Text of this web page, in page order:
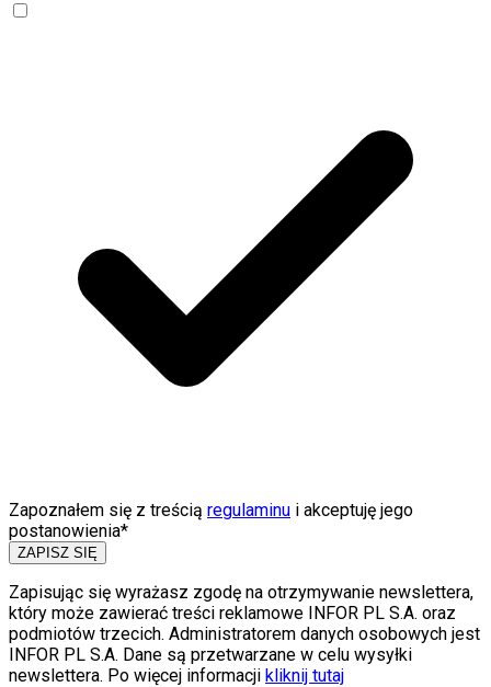
Zapoznałem się z treścią regulaminu i akceptuję jego
postanowienia*
ZAPISZ SIĘ
Zapisując się wyrażasz zgodę na otrzymywanie newslettera,
który może zawierać treści reklamowe INFOR PL S.A. oraz
podmiotów trzecich. Administratorem danych osobowych jest
INFOR PL S.A. Dane są przetwarzane w celu wysyłki
newslettera. Po więcej informacji kliknij tutaj